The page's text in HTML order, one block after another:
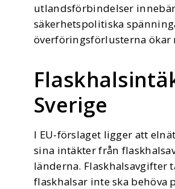
utlandsförbindelser
säkerhetspolitiska
överföringsförlusterna ökar
Sverige
I EU-förslaget ligger att
sina intäkter från
länderna. Flaskhalsavgifter
flaskhalsar inte ska